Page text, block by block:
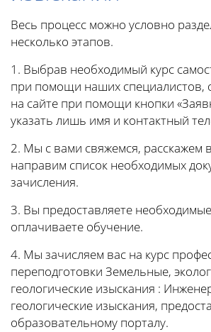
Весь процесс можно условно
несколько этапов.
1. Выбрав необходимый курс
при помощи наших специалистов,
на сайте при помощи кнопки
указать лишь имя и контактный
2. Мы с вами свяжемся, расскажем
направим список необходимых
зачисления.
3. Вы предоставляете
оплачиваете обучение.
4. Мы зачисляем вас на курс
переподготовки Земельные,
геологические изыскания :
геологические изыскания,
образовательному порталу.